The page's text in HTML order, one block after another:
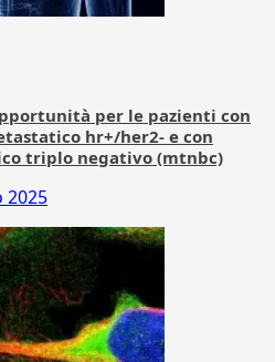
per le pazienti con
hr+/her2- e con
triplo negativo (mtnbc)
2025